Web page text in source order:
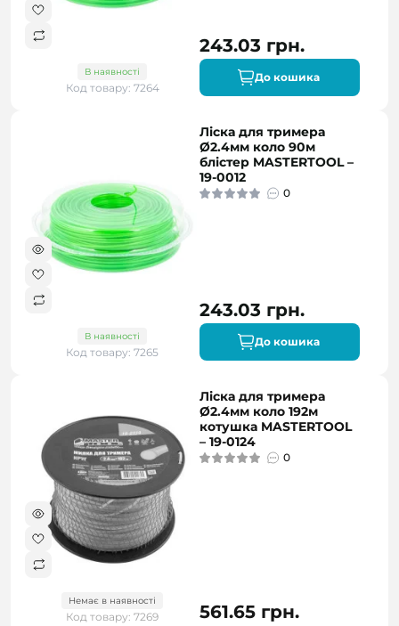
В наявності
Код товару: 7264
243.03 грн.
До кошика
В наявності
Код товару: 7265
Ліска для тримера
Ø2.4мм коло 90м
блістер MASTERTOOL –
19-0012
0
243.03 грн.
До кошика
Немає в наявності
Код товару: 7269
Ліска для тримера
Ø2.4мм коло 192м
котушка MASTERTOOL
– 19-0124
0
561.65 грн.